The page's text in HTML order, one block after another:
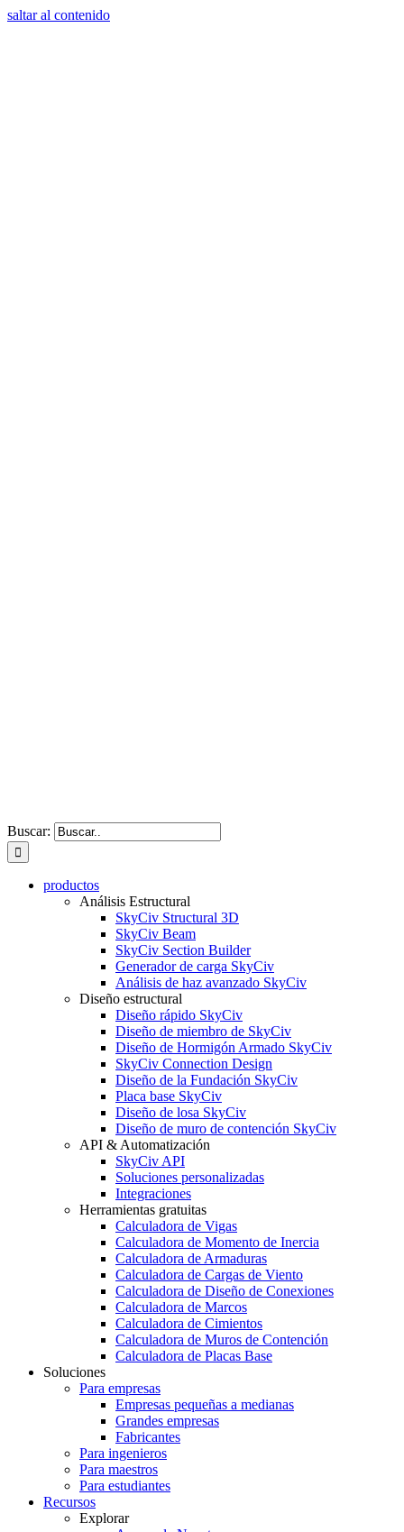
saltar al contenido
Buscar:
productos
Análisis Estructural
SkyCiv Structural 3D
SkyCiv Beam
SkyCiv Section Builder
Generador de carga SkyCiv
Análisis de haz avanzado SkyCiv
Diseño estructural
Diseño rápido SkyCiv
Diseño de miembro de SkyCiv
Diseño de Hormigón Armado SkyCiv
SkyCiv Connection Design
Diseño de la Fundación SkyCiv
Placa base SkyCiv
Diseño de losa SkyCiv
Diseño de muro de contención SkyCiv
API & Automatización
SkyCiv API
Soluciones personalizadas
Integraciones
Herramientas gratuitas
Calculadora de Vigas
Calculadora de Momento de Inercia
Calculadora de Armaduras
Calculadora de Cargas de Viento
Calculadora de Diseño de Conexiones
Calculadora de Marcos
Calculadora de Cimientos
Calculadora de Muros de Contención
Calculadora de Placas Base
Soluciones
Para empresas
Empresas pequeñas a medianas
Grandes empresas
Fabricantes
Para ingenieros
Para maestros
Para estudiantes
Recursos
Explorar